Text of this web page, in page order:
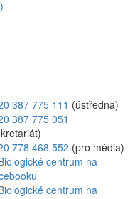
387 775 111 (ústředna)
387 775 051
778 468 552 (pro média)